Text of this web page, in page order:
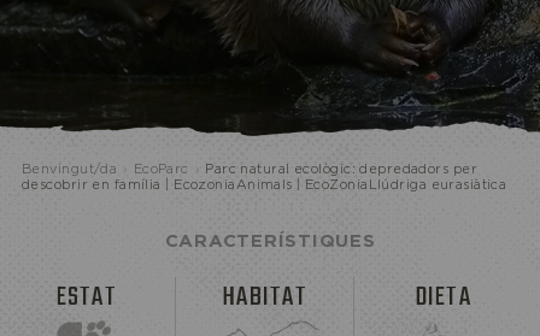
Benvingut/da › EcoParc ›
Parc natural ecològic: depredadors per
descobrir en família | EcozoniaAnimals | EcoZoniaLlúdriga eurasiàtica
CARACTERÍSTIQUES
ESTAT HABITAT DIETA
ECOPARC